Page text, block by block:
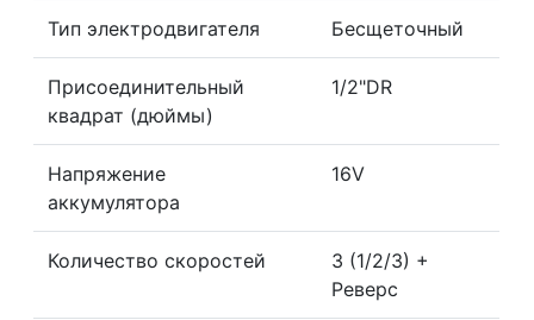
Тип электродвигателя Бесщеточный
Присоединительный
квадрат (дюймы)
1/2"DR
Напряжение
аккумулятора
16V
Количество скоростей
3 (1/2/3) +
Реверс